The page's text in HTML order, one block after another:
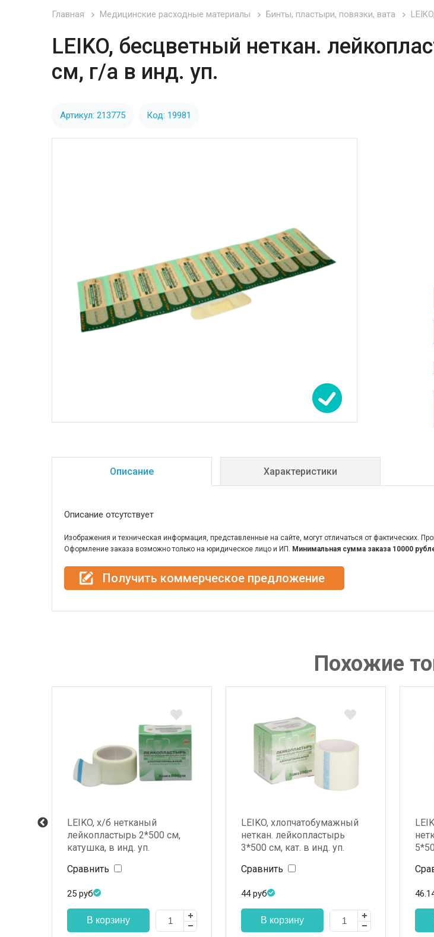
Главная Медицинские расходные материалы Бинты, пластыри, повязки, вата
LEIKO, бесцветный неткан.
см, г/а в инд. уп.
Артикул: 213775 Код: 19981
Описание Характеристики
Описание отсутствует
Изображения и техническая информация, представленные на сайте, могут отличаться от фактических.
Оформление заказа возможно только на юридическое лицо и ИП. Минимальная сумма заказа 10000
Получить коммерческое предложение
Похожие
LEIKO, х/б нетканый
лейкопластырь 2*500 см,
катушка, в инд. уп.
Сравнить
25 руб
LEIKO, хлопчатобумажный
неткан. лейкопластырь
3*500 см, кат. в инд. уп.
Сравнить
44 руб